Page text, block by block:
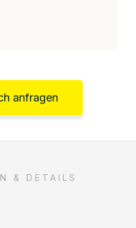
anfragen
& DETAILS